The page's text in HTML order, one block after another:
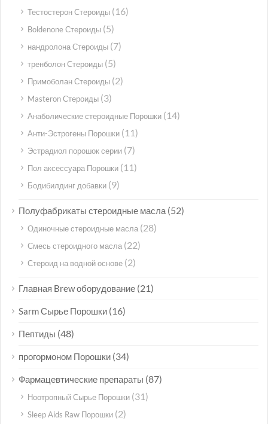
Тестостерон Стероиды (16)
Boldenone Стероиды (5)
нандролона Стероиды (7)
тренболон Стероиды (5)
Примоболан Стероиды (2)
Masteron Стероиды (3)
Анаболические стероидные Порошки (14)
Анти-Эстрогены Порошки (11)
Эстрадиол порошок серии (7)
Пол аксессуара Порошки (11)
Бодибилдинг добавки (9)
Полуфабрикаты стероидные масла (52)
Одиночные стероидные масла (28)
Смесь стероидного масла (22)
Стероид на водной основе (2)
Главная Brew оборудование (21)
Sarm Сырье Порошки (16)
Пептиды (48)
прогормоном Порошки (34)
Фармацевтические препараты (87)
Ноотропный Сырье Порошки (31)
Sleep Aids Raw Порошки (2)